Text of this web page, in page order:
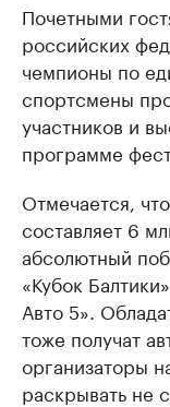
Почетными
российских
чемпионы по
спортсмены
участников и
программе
Отмечается,
составляет 6
абсолютный
«Кубок
Авто 5».
тоже получат
организаторы
раскрывать не